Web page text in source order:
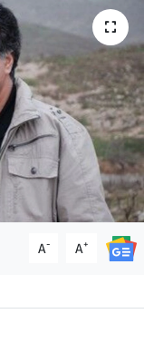
A- A+